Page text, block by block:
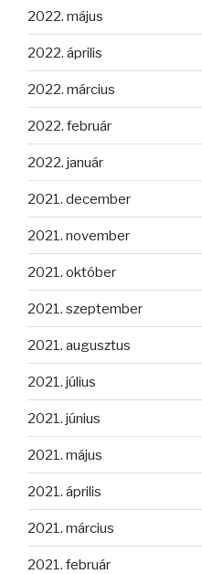
2022. május
2022. április
2022. március
2022. február
2022. január
2021. december
2021. november
2021. október
2021. szeptember
2021. augusztus
2021. július
2021. június
2021. május
2021. április
2021. március
2021. február